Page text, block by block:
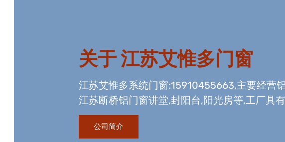
关于江苏艾惟多门窗
江苏艾惟多系统门窗:15910455663,主要经营
江苏断桥铝门窗讲堂,封阳台,阳光房等,工厂具
资质,玻璃幕墙工程资质,国内门窗组装生产线,
生产线。
公司简介